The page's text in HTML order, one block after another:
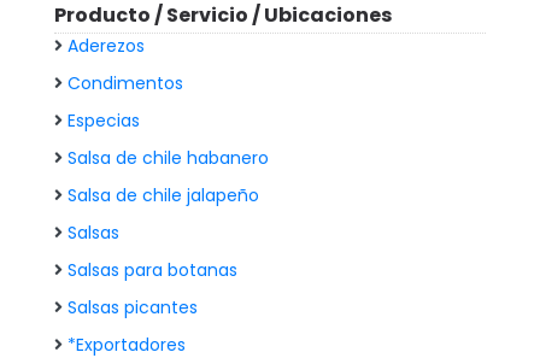
Producto / Servicio / Ubicaciones
Aderezos
Condimentos
Especias
Salsa de chile habanero
Salsa de chile jalapeño
Salsas
Salsas para botanas
Salsas picantes
*Exportadores